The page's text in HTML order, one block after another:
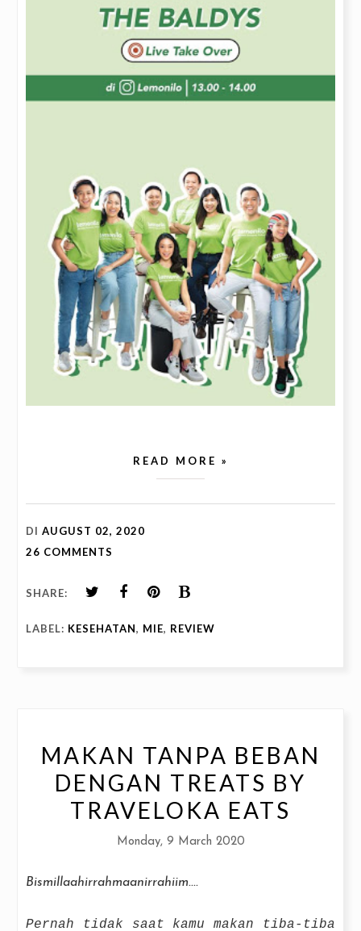
READ MORE »
DI AUGUST 02, 2020
26 COMMENTS
SHARE:
LABEL: KESEHATAN, MIE, REVIEW
MAKAN TANPA BEBAN
DENGAN TREATS BY
TRAVELOKA EATS
Monday, 9 March 2020
Bismillaahirrahmaanirrahiim....
Pernah tidak saat kamu makan tiba-tiba